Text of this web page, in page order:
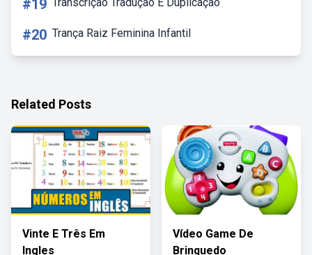
#19
#20 Trança Raiz Feminina Infantil
Related Posts
Vinte E Três Em
Ingles
Vídeo Game De
Brinquedo